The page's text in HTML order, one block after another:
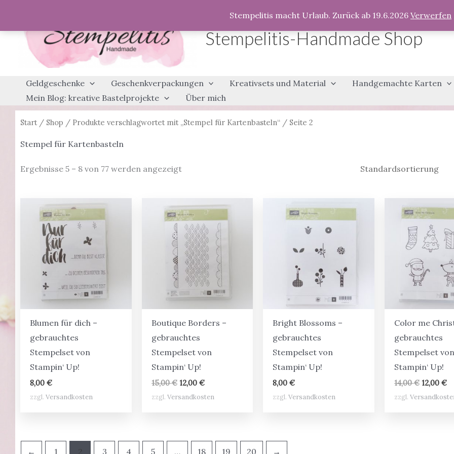
Stempelitis macht Urlaub. Zurück ab 19.6.2026 Verwerfen
springen
Stempelitis-Handmade Shop
Geldgeschenke Geschenkverpackungen Kreativsets und Material Handgemachte Karten
Mein Blog: kreative Bastelprojekte
Über mich
Start / Shop / Produkte verschlagwortet mit „Stempel für Kartenbasteln“ / Seite 2
Stempel für Kartenbasteln
Ergebnisse 5 – 8 von 77 werden angezeigt
Blumen für dich –
gebrauchtes
Stempelset von
Stampin‘ Up!
8,00€
zzgl.Versandkosten
Boutique Borders –
gebrauchtes
Stempelset von
Stampin‘ Up!
15,00€ Ursprünglicher
war:
12,00 €Aktueller
ist:
zzgl. Versandkosten
Bright Blossoms –
gebrauchtes
Stempelset von
Stampin‘ Up!
8,00€
zzgl.Versandkosten
Color me
gebrauchtes
Stempelset von
Stampin‘ Up!
14,00€
war:
12,00 €
zzgl.
← 1 2 3 4 5 … 18 19 20 →